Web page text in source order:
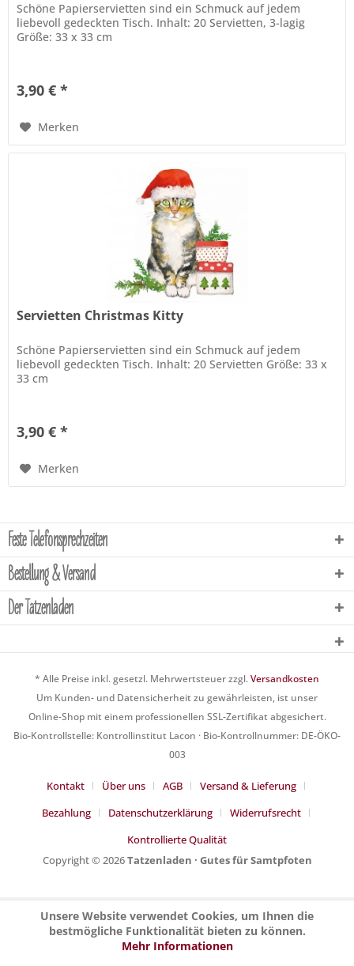
Schöne Papierservietten sind ein Schmuck auf jedem
liebevoll gedeckten Tisch. Inhalt: 20 Servietten, 3-lagig
Größe: 33 x 33 cm
3,90 € *
Merken
Servietten Christmas Kitty
Schöne Papierservietten sind ein Schmuck auf jedem
liebevoll gedeckten Tisch. Inhalt: 20 Servietten Größe: 33 x
33 cm
3,90 € *
Merken
Feste Telefonsprechzeiten
Bestellung & Versand
Der Tatzenladen
* Alle Preise inkl. gesetzl. Mehrwertsteuer zzgl.Versandkosten
Um Kunden- und Datensicherheit zu gewährleisten, ist unser
Online-Shop mit einem professionellen SSL-Zertifikat abgesichert.
Bio-Kontrollstelle: Kontrollinstitut Lacon · Bio-Kontrollnummer: DE-ÖKO-
003
Kontakt Über uns AGB
Versand & Lieferung
Bezahlung
Datenschutzerklärung
Widerrufsrecht
Kontrollierte Qualität
Copyright © 2026Tatzenladen · Gutes für Samtpfoten
Unsere Website verwendet Cookies, um Ihnen die
bestmögliche Funktionalität bieten zu können.
Mehr Informationen